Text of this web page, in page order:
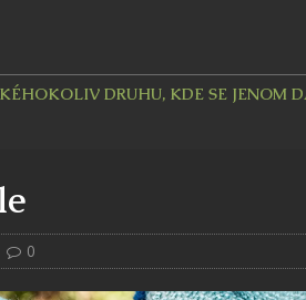
DRUHU, KDE SE JENOM
0